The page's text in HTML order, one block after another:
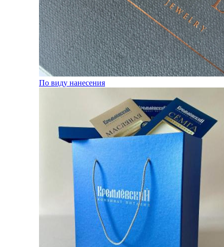
По виду нанесения